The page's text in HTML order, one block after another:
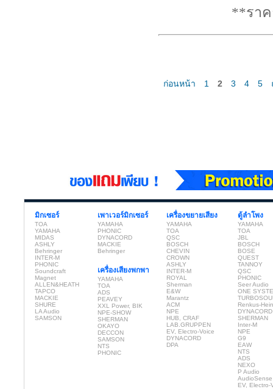
**รา
ก่อนหน้า 1 2 3 4 5
มิกเซอร์
TOA
YAMAHA
MIDAS
ASHLY
Behringer
INTER-M
PHONIC
Soundcraft
Magnet
ALLEN&HEATH
TAPCO
MACKIE
SHURE
LA Audio
SAMSON
เพาเวอร์มิกเซอร์
YAMAHA
PHONIC
DYNACORD
MACKIE
Behringer
เครื่องเสียงพกพา
YAMAHA
TOA
ADS
PEAVEY
XXL Power, BIK
NPE-SHOW
SHERMAN
OKAYO
DECCON
SAMSON
NTS
PHONIC
เครื่องขยายเสียง
YAMAHA
TOA
QSC
BOSCH
CHEVIN
CROWN
ASHLY
INTER-M
ROYAL
Sherman
E&W
Marantz
ACM
NPE
HUB, CRAF
LAB.GRUPPEN
EV, Electro-Voice
DYNACORD
DPA
ตู้ลำโพง
YAMAHA
TOA
JBL
BOSCH
BOSE
QUEST
TANNOY
QSC
PHONIC
Seer Audio
ONE
Renkus-
DYNACORD
SHERMAN
Inter-M
NPE
G9
EAW
NTS
ADS
NEXO
P Audio
AudioSense
EV, Electro-